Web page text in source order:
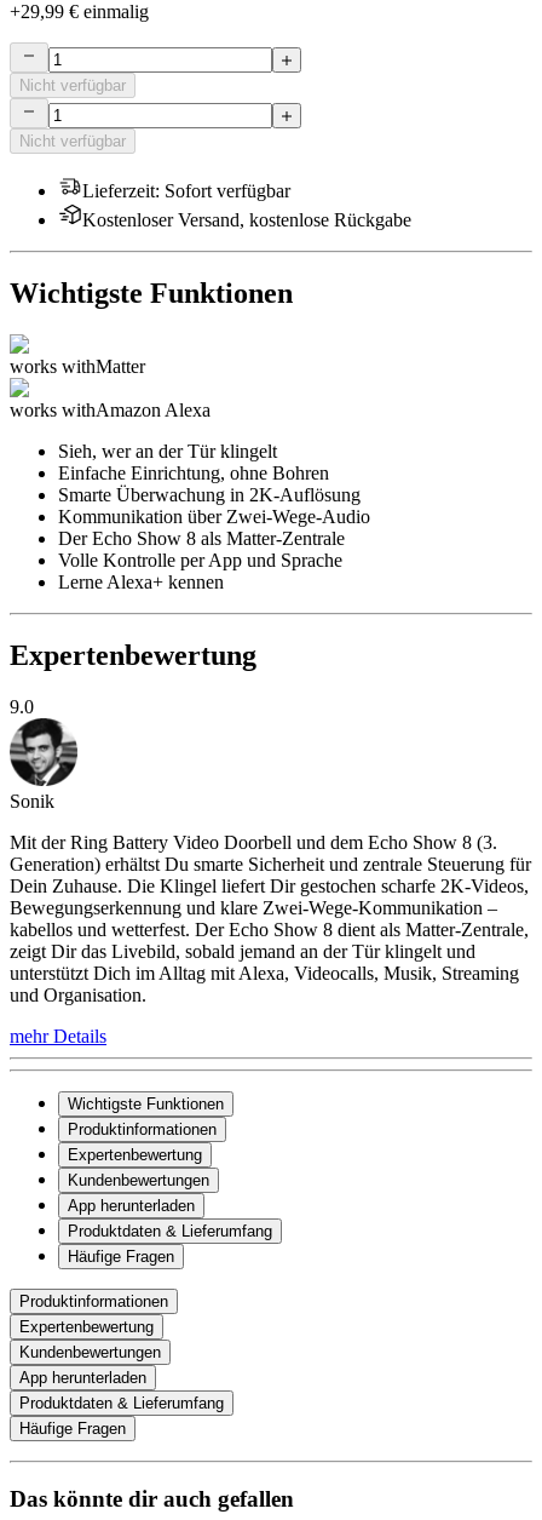
+29,99 € einmalig
Nicht verfügbar
Nicht verfügbar
Lieferzeit: Sofort verfügbar
Kostenloser Versand, kostenlose Rückgabe
Wichtigste Funktionen
works withMatter
works withAmazon Alexa
Sieh, wer an der Tür klingelt
Einfache Einrichtung, ohne Bohren
Smarte Überwachung in 2K-Auflösung
Kommunikation über Zwei-Wege-Audio
Der Echo Show 8 als Matter-Zentrale
Volle Kontrolle per App und Sprache
Lerne Alexa+ kennen
Expertenbewertung
9.0
Sonik
Mit der Ring Battery Video Doorbell und dem Echo Show 8 (3.
Generation) erhältst Du smarte Sicherheit und zentrale Steuerung für
Dein Zuhause. Die Klingel liefert Dir gestochen scharfe 2K-Videos,
Bewegungserkennung und klare Zwei-Wege-Kommunikation –
kabellos und wetterfest. Der Echo Show 8 dient als Matter-Zentrale,
zeigt Dir das Livebild, sobald jemand an der Tür klingelt und
unterstützt Dich im Alltag mit Alexa, Videocalls, Musik, Streaming
und Organisation.
mehr Details
Wichtigste Funktionen
Produktinformationen
Expertenbewertung
Kundenbewertungen
App herunterladen
Produktdaten & Lieferumfang
Häufige Fragen
Produktinformationen
Expertenbewertung
Kundenbewertungen
App herunterladen
Produktdaten & Lieferumfang
Häufige Fragen
Das könnte dir auch gefallen